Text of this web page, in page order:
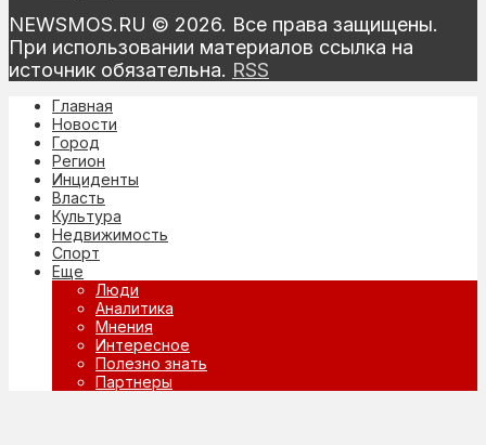
NEWSMOS.RU © 2026. Все права защищены.
При использовании материалов ссылка на
источник обязательна. RSS
Главная
Новости
Город
Регион
Инциденты
Власть
Культура
Недвижимость
Спорт
Еще
Люди
Аналитика
Мнения
Интересное
Полезно знать
Партнеры